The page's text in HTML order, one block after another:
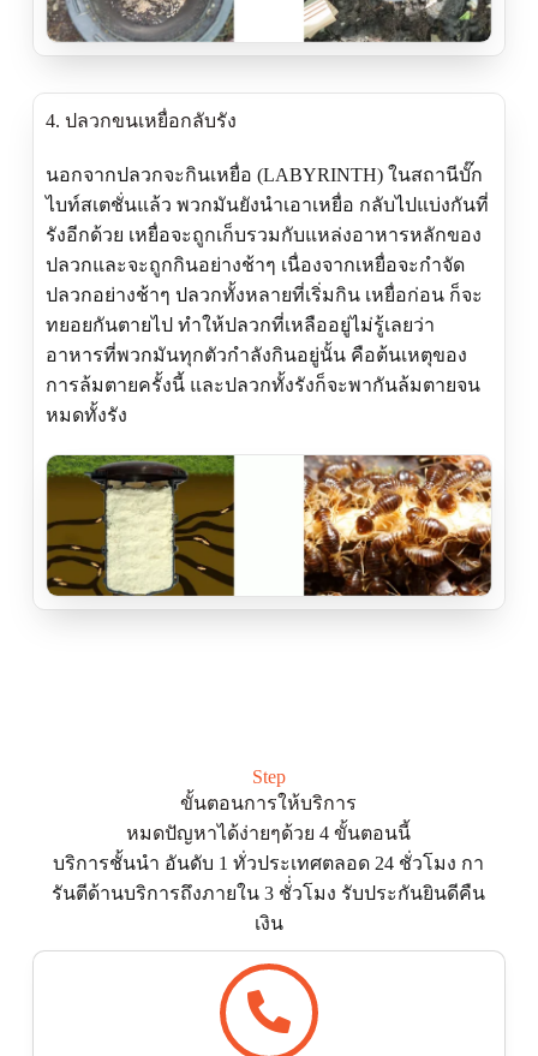
4. ปลวกขนเหยื่อกลับรัง
นอกจากปลวกจะกินเหยื่อ (LABYRINTH) ในสถานีบั๊ก
ไบท์สเตชั่นแล้ว พวกมันยังนำเอาเหยื่อ กลับไปแบ่งกันที่
รังอีกด้วย เหยื่อจะถูกเก็บรวมกับแหล่งอาหารหลักของ
ปลวกและจะถูกกินอย่างช้าๆ เนื่องจากเหยื่อจะกำจัด
ปลวกอย่างช้าๆ ปลวกทั้งหลายที่เริ่มกิน เหยื่อก่อน ก็จะ
ทยอยกันตายไป ทำให้ปลวกที่เหลืออยู่ไม่รู้เลยว่า
อาหารที่พวกมันทุกตัวกำลังกินอยู่นั้น คือต้นเหตุของ
การล้มตายครั้งนี้ และปลวกทั้งรังก็จะพากันล้มตายจน
หมดทั้งรัง
Step
ขั้นตอนการให้บริการ
หมดปัญหาได้ง่ายๆด้วย 4 ขั้นตอนนี้
บริการชั้นนำ อันดับ 1 ทั่วประเทศตลอด 24 ชั่วโมง กา
รันตีด้านบริการถึงภายใน 3 ชั่่วโมง รับประกันยินดีคืน
เงิน